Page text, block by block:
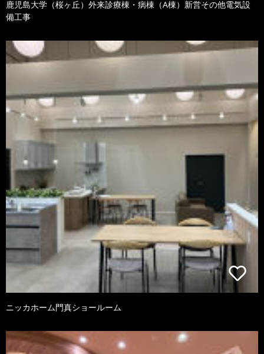
鹿児島大学（桜ヶ丘）外来診療棟・病棟（A棟）新営その他電気設
備工事
ニッカホーム門真ショールーム